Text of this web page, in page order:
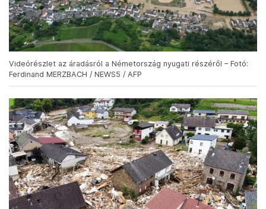
Videórészlet az áradásról a Németország nyugati részéről – Fotó:
Ferdinand MERZBACH / NEWS5 / AFP